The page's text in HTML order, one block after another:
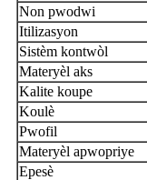
Non pwodwi
Itilizasyon
Sistèm kontwòl
Materyèl aks
Kalite koupe
Koulè
Pwofil
Materyèl apwopriye
Epesè